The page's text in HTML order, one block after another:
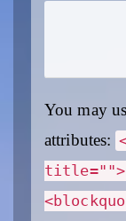
You may
attributes:
title="">